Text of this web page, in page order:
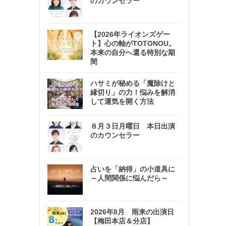
【2026年ライオンズゲー
ト】心の軸がTOTONOU。
本来の自分へ還る特別な期
間
ハサミが秘める「魔除けと
縁切り」の力！悩みを解消
して運気を開く方法
８月３日月曜日 本日出演
のカウンセラー
占いを「納得」の小道具に
～人間関係に悩んだら～
2026年8月 雨来の出演日
【梅田本店＆分店】